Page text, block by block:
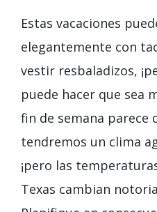
Estas vacaciones
elegantemente con
vestir resbaladizos,
puede hacer que sea
fin de semana parece
tendremos un clima
¡pero las
Texas cambian